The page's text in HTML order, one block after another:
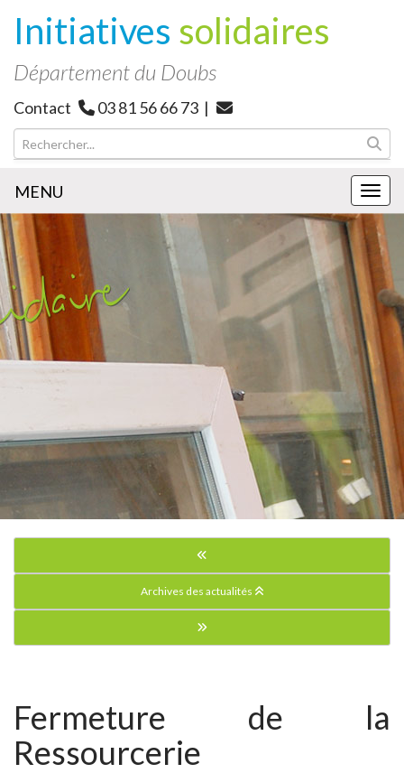
Initiatives solidaires
Département du Doubs
Contact 03 81 56 66 73 |
MENU
Archives des actualités
Fermeture de la
Ressourcerie